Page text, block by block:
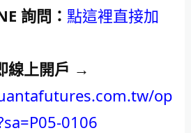
詢問： 點這裡直接加
線上開戶 →
op
0106